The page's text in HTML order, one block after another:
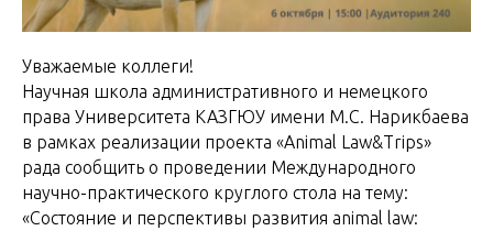
Уважаемые коллеги!
Научная школа административного и немецкого
права Университета КАЗГЮУ имени М.С. Нарикбаева
в рамках реализации проекта «Animal Law&Trips»
рада сообщить о проведении Международного
научно-практического круглого стола на тему:
«Состояние и перспективы развития animal law: